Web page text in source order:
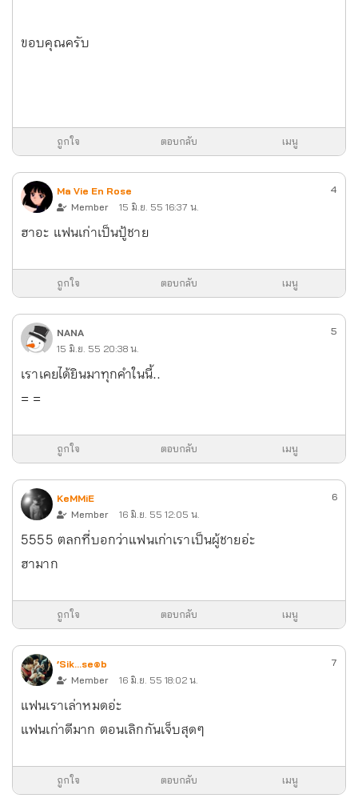
ขอบคุณครับ
ถูกใจ ตอบกลับ เมนู
Ma Vie En Rose
Member
15 มิ.ย. 55 16:37 น.
4
ฮาอะ แฟนเก่าเป็นปู้ชาย
ถูกใจ ตอบกลับ เมนู
NANA
15 มิ.ย. 55 20:38 น.
5
เราเคยได้ยินมาทุกคำในนี้..
= =
ถูกใจ ตอบกลับ เมนู
KeMMiE
Member
16 มิ.ย. 55 12:05 น.
6
5555 ตลกที่บอกว่าแฟนเก่าเราเป็นผู้ชายอ่ะ
ฮามาก
ถูกใจ ตอบกลับ เมนู
’Sik…se๏b
Member
16 มิ.ย. 55 18:02 น.
7
แฟนเราเล่าหมดอ่ะ
แฟนเก่าดีมาก ตอนเลิกกันเจ็บสุดๆ
ถูกใจ ตอบกลับ เมนู